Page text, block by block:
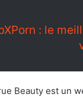
: le
Beauty est un